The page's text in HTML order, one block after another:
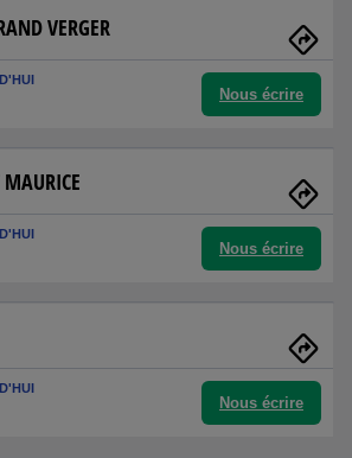
VERGER
Nous écrire
Nous écrire
Nous écrire